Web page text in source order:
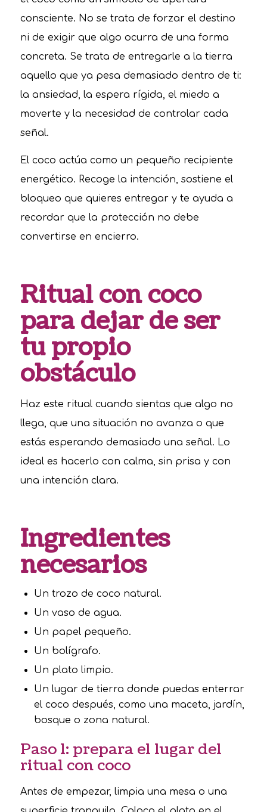
consciente. No se trata de forzar el destino
ni de exigir que algo ocurra de una forma
concreta. Se trata de entregarle a la tierra
aquello que ya pesa demasiado dentro de ti:
la ansiedad, la espera rígida, el miedo a
moverte y la necesidad de controlar cada
señal.
El coco actúa como un pequeño recipiente
energético. Recoge la intención, sostiene el
bloqueo que quieres entregar y te ayuda a
recordar que la protección no debe
convertirse en encierro.
Ritual con coco
para dejar de ser
tu propio
obstáculo
Haz este ritual cuando sientas que algo no
llega, que una situación no avanza o que
estás esperando demasiado una señal. Lo
ideal es hacerlo con calma, sin prisa y con
una intención clara.
Ingredientes
necesarios
Un trozo de coco natural.
Un vaso de agua.
Un papel pequeño.
Un bolígrafo.
Un plato limpio.
Un lugar de tierra donde puedas enterrar
el coco después, como una maceta, jardín,
bosque o zona natural.
Paso 1: prepara el lugar del
ritual con coco
Antes de empezar, limpia una mesa o una